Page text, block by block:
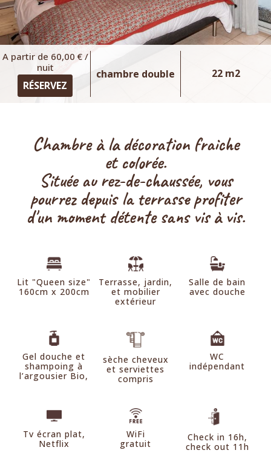
vue montagnes
LOFT
Mayette
STUDIOS
vue jardin & montagnes,
jacuzzi privatif
Pink Lady
studio 35m2, 2 personnes, lit double 180cm, RDC, terrasse,
vue jardin & montagnes,jacuzzi privatif
CHAMBRES DOUBLE
Goutte d'or
18 m2 , 2 personnes, lit double
Saphire
35m2, 4 personnes, lit double en 160cm et 2 lits simples
90cm en mezzanine, RDC, terrasse vue montagnes et
jardin
35m2, 4 personnes, lit double en 160cm et 2 lits simples
90cm en mezzanine, RDC, terrasse vue montagnes et
jardin
A partir de 60,00 € /
nuit
RÉSERVEZ
chambre double 22 m2
Chambre à la décoration fraiche
et colorée.
Située au rez-de-chaussée, vous
pourrez depuis la terrasse profiter
d'un moment détente sans vis à vis.
Lit "Queen size"
160cm x 200cm
Terrasse, jardin,
et mobilier
extérieur
Salle de bain
avec douche
Gel douche et
shampoing à
l’argousier Bio,
sèche cheveux
et serviettes
compris
WC
indépendant
Tv écran plat,
Netflix
WiFi
gratuit
Check in 16h,
check out 11h